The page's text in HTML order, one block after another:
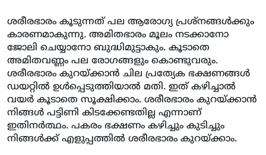
ശരീരഭാരം കൂടുന്നത് പല ആരോഗ്യ പ്രശ്‌നങ്ങൾക്കും
കാരണമാകുന്നു. അമിതഭാരം മൂലം നടക്കാനോ
ജോലി ചെയ്യാനോ ബുദ്ധിമുട്ടാകും. കൂടാതെ
അമിതവണ്ണം പല രോഗങ്ങളും കൊണ്ടുവരും.
ശരീരഭാരം കുറയ്ക്കാൻ ചില പ്രത്യേക ഭക്ഷണങ്ങൾ
ഡയറ്റിൽ ഉൾപ്പെടുത്തിയാൽ മതി. ഇത് കഴിച്ചാൽ
വയർ കൂടാതെ സൂക്ഷിക്കാം. ശരീരഭാരം കുറയ്ക്കാൻ
നിങ്ങൾ പട്ടിണി കിടക്കേണ്ടതില്ല എന്നാണ്
ഇതിനർത്ഥം. പകരം ഭക്ഷണം കഴിച്ചും കുടിച്ചും
നിങ്ങൾക്ക് എളുപ്പത്തിൽ ശരീരഭാരം കുറയ്ക്കാം.